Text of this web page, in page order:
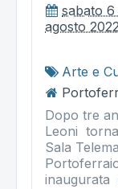
sabato 6
agosto 2022
Arte e
Dopo tre
Leoni
Sala
inaugurata